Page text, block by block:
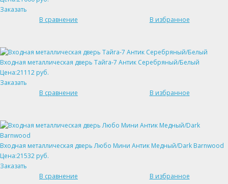
Заказать
В сравнение
В избранное
Входная металлическая дверь Тайга-7 Антик Серебряный/Белый
Цена:21112 руб.
Заказать
В сравнение
В избранное
Входная металлическая дверь Любо Мини Антик Медный/Dark Barnwood
Цена:21532 руб.
Заказать
В сравнение
В избранное